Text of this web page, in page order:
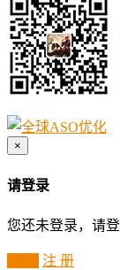
×
请登录
您还未登录，请
注 册